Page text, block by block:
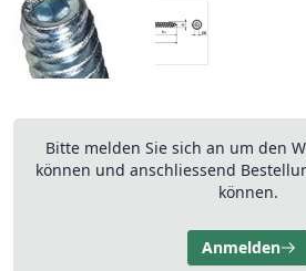
Bitte melden Sie sich an um den
können und anschliessend
können.
Anmelden